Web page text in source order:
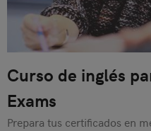
Curso de inglés
Exams
Prepara tus certificados en